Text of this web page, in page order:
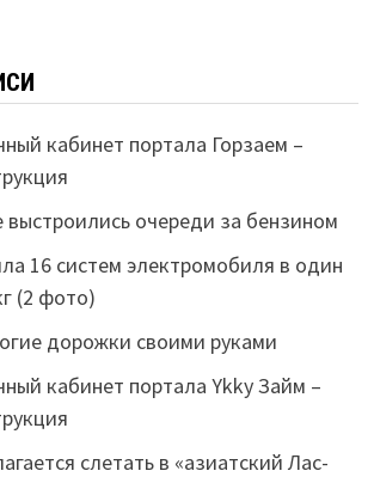
кабинет портала Горзаем –
очереди за бензином
16 систем электромобиля в один
(2 фото)
дорожки своими руками
кабинет портала Ykky Займ –
слетать в «азиатский Лас-